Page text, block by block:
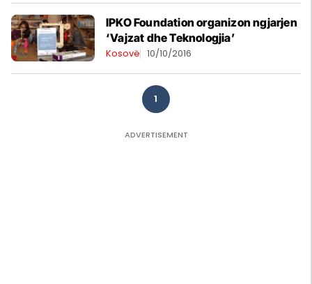
IPKO Foundation organizon ngjarjen
‘Vajzat dhe Teknologjia’
Kosovë 10/10/2016
1